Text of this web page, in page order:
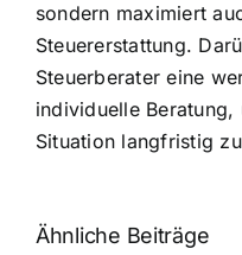
sondern maximiert
Steuererstattung.
Steuerberater eine
individuelle Beratung,
Situation langfristig
Ähnliche Beiträge
Fragen